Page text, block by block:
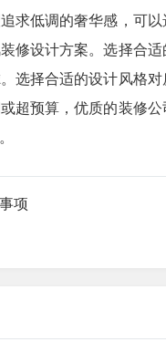
求低调的奢华感，可
修设计方案。选择合
选择合适的设计风格对
超预算，优质的装修
项